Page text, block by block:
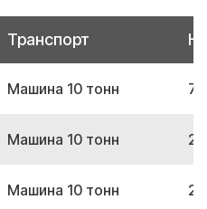
Транспорт
Машина 10 тонн
Машина 10 тонн
Машина 10 тонн